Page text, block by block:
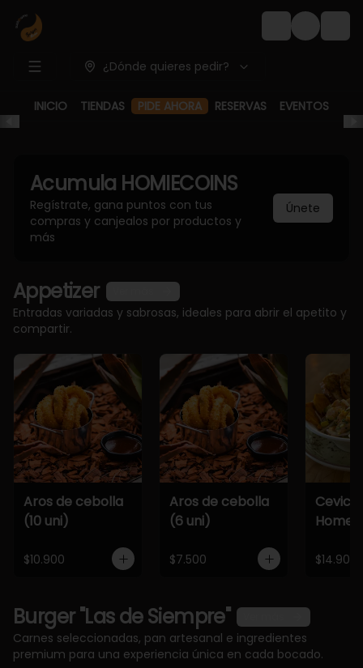
Login
¿Dónde quieres pedir?
INICIO TIENDAS PIDE AHORA RESERVAS EVENTOS
Acumula HOMIECOINS
Regístrate, gana puntos con tus
compras y canjealos por productos y
más
Únete
Appetizer
Entradas variadas y sabrosas, ideales para abrir el apetito y
compartir.
Aros de cebolla
(10 uni)
$10.900
Aros de cebolla
(6 uni)
$7.500
Home
$14.900
Burger "Las de Siempre"
Carnes seleccionadas, pan artesanal e ingredientes
premium para una experiencia única en cada bocado.